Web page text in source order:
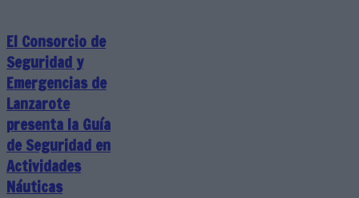
El Consorcio de
Seguridad y
Emergencias de
Lanzarote
presenta la Guía
de Seguridad en
Actividades
Náuticas